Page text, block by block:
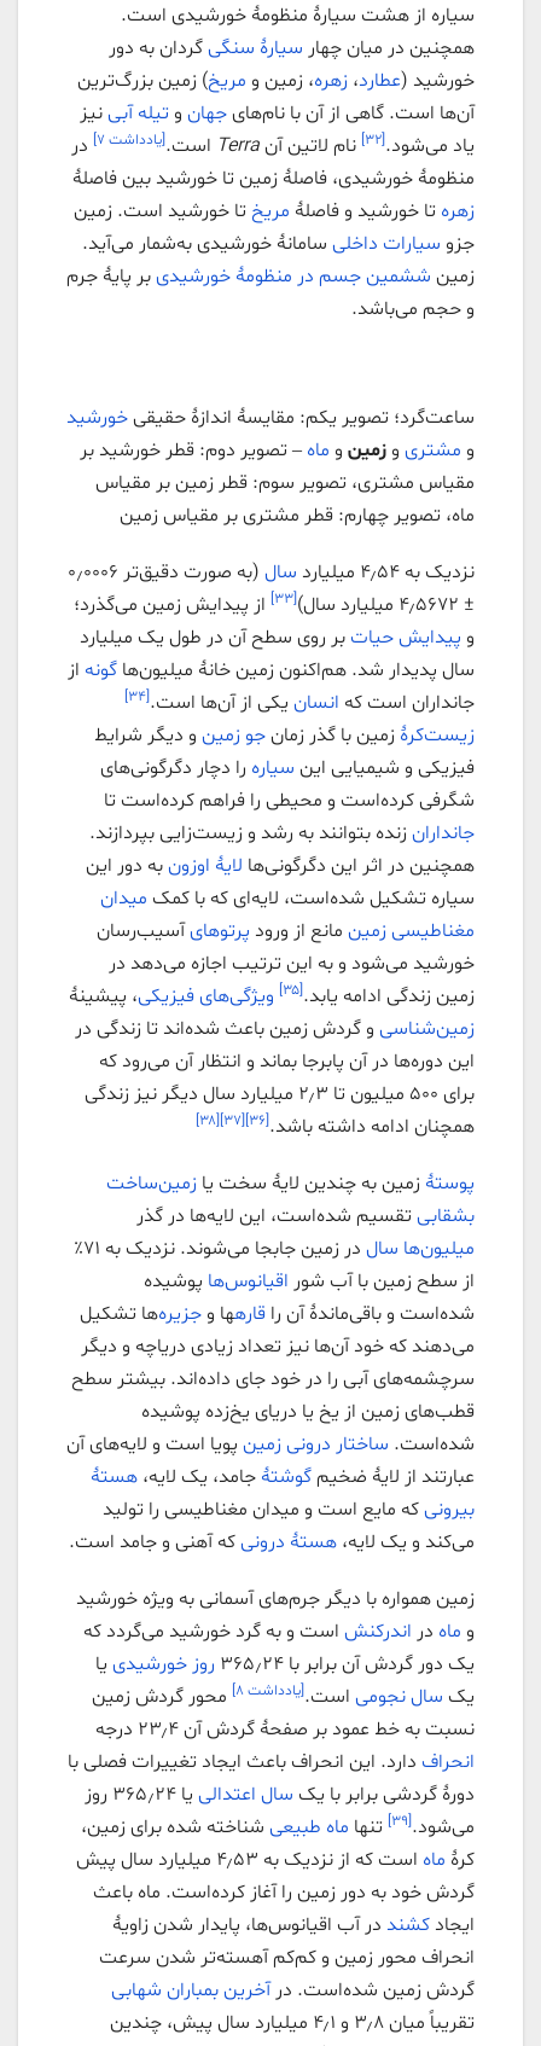
سیاره از هشت سیارهٔ منظومهٔ خورشیدی است.
همچنین در میان چهار سیارهٔ سنگی گردان به دور
خورشید (عطارد، زهره، زمین و مریخ) زمین بزرگ‌ترین
آن‌ها است. گاهی از آن با نام‌های جهان و تیله آبی نیز
یاد می‌شود.
نام لاتین آن Terra است. [یادداشت ۷]
در
منظومهٔ خورشیدی، فاصلهٔ زمین تا خورشید بین فاصلهٔ
زهره تا خورشید و فاصلهٔ مریخ تا خورشید است. زمین
جزو سیارات داخلی سامانهٔ خورشیدی به‌شمار می‌آید.
زمین ششمین جسم در منظومهٔ خورشیدی بر پایهٔ جرم
و حجم می‌باشد.
ساعت‌گرد؛ تصویر یکم: مقایسهٔ اندازهٔ حقیقی خورشید
و مشتری و زمین و ماه – تصویر دوم: قطر خورشید بر
مقیاس مشتری، تصویر سوم: قطر زمین بر مقیاس
ماه، تصویر چهارم: قطر مشتری بر مقیاس زمین
نزدیک به ۴٫۵۴ میلیارد سال
(به صورت دقیق‌تر ۰٫۰۰۰۶
± ۴٫۵۶۷۲ میلیارد سال)
از پیدایش زمین می‌گذرد؛
و پیدایش حیات بر روی سطح آن در طول یک میلیارد
سال پدیدار شد. هم‌اکنون زمین خانهٔ میلیون‌ها گونه از
جانداران است که انسان یکی از آن‌ها است.
زیست‌کرهٔ زمین با گذر زمان جو زمین و دیگر شرایط
فیزیکی و شیمیایی این سیاره را دچار دگرگونی‌های
شگرفی کرده‌است و محیطی را فراهم کرده‌است تا
جانداران زنده بتوانند به رشد و زیست‌زایی بپردازند.
همچنین در اثر این دگرگونی‌ها لایهٔ اوزون به دور این
سیاره تشکیل شده‌است، لایه‌ای که با کمک میدان
مغناطیسی زمین مانع از ورود پرتوهایآسیب‌رسان
خورشید می‌شود و به این ترتیب اجازه می‌دهد در
زمین زندگی ادامه یابد.
ویژگی‌های فیزیکی، پیشینهٔ
زمین‌شناسی و گردش زمین باعث شده‌اند تا زندگی در
این دوره‌ها در آن پابرجا بماند و انتظار آن می‌رود که
برای ۵۰۰ میلیون تا ۲٫۳ میلیارد سال دیگر نیز زندگی
همچنان ادامه داشته باشد.
پوستهٔ زمین به چندین لایهٔ سخت یا زمین‌ساخت
بشقابی تقسیم شده‌است، این لایه‌ها در گذر
میلیون‌ها سال
در زمین جابجا می‌شوند. نزدیک به ۷۱٪
از سطح زمین با آب شور اقیانوس‌ها پوشیده
شده‌است و باقی‌ماندهٔ آن را قارهها و جزیره‌ها تشکیل
می‌دهند که خود آن‌ها نیز تعداد زیادی دریاچه و دیگر
سرچشمه‌های آبی را در خود جای داده‌اند. بیشتر سطح
قطب‌های زمین از یخ یا دریای یخ‌زده پوشیده
شده‌است. ساختار درونی زمین پویا است و لایه‌های آن
عبارتند از لایهٔ ضخیم گوشتهٔ جامد، یک لایه، هستهٔ
بیرونی که مایع است و میدان مغناطیسی را تولید
می‌کند و یک لایه، هستهٔ درونی که آهنی و جامد است.
زمین همواره با دیگر جرم‌های آسمانی به ویژه خورشید
و ماه در اندرکنش است و به گرد خورشید می‌گردد که
یک دور گردش آن برابر با ۳۶۵٫۲۴
روز خورشیدی یا
یک سال نجومی است. [یادداشت ۸]
محور گردش زمین
نسبت به خط عمود بر صفحهٔ گردش آن ۲۳٫۴ درجه
انحراف دارد. این انحراف باعث ایجاد تغییرات فصلی با
دورهٔ گردشی برابر با یک سال اعتدالی
یا ۳۶۵٫۲۴ روز
می‌شود.
تنها ماه طبیعی شناخته شده برای زمین،
کرهٔ ماه
است که از نزدیک به ۴٫۵۳ میلیارد سال پیش
گردش خود به دور زمین را آغاز کرده‌است. ماه باعث
ایجاد کشند در آب اقیانوس‌ها، پایدار شدن زاویهٔ
انحراف محور زمین و کم‌کم آهسته‌تر شدن سرعت
گردش زمین شده‌است. درآخرین بمباران شهابی
تقریباً میان ۳٫۸ و ۴٫۱ میلیارد سال پیش، چندین